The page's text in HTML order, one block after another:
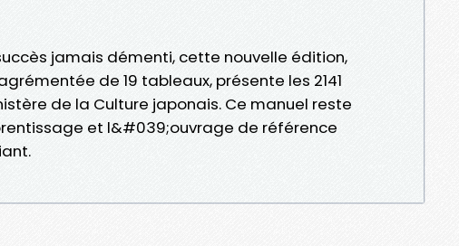
jamais démenti, cette nouvelle édition,
de 19 tableaux, présente les 2141
de la Culture japonais. Ce manuel reste
et l&#039;ouvrage de référence